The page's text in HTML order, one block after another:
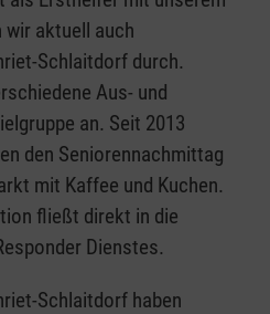
wir aktuell auch
Schlaitdorf durch.
Aus- und
an. Seit 2013
den Seniorennachmittag
mit Kaffee und Kuchen.
fließt direkt in die
Dienstes.
Schlaitdorf haben